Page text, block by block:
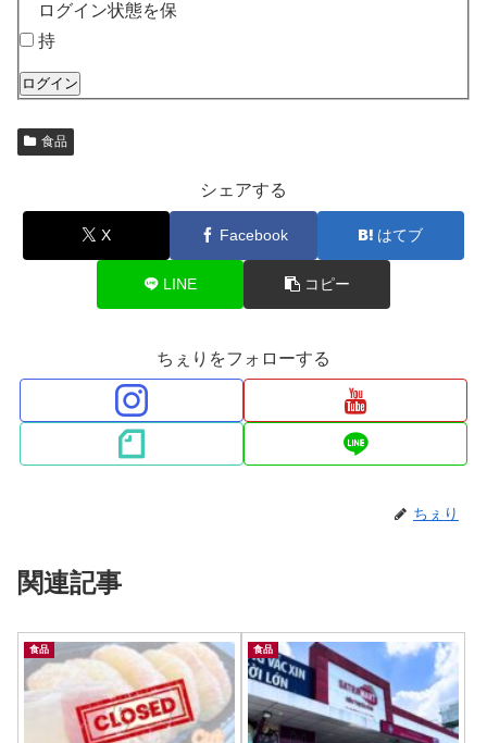
ログイン状態を保
持
ログイン
食品
シェアする
X Facebook はてブ
LINE コピー
ちぇりをフォローする
ちぇり
関連記事
食品 食品